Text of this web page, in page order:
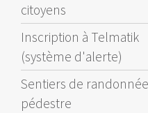
citoyens
Inscription à Telmatik
(système d'alerte)
Sentiers de randonnée
pédestre